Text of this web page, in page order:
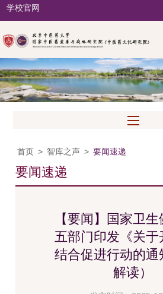
学校官网
首页 > 智库之声 > 要闻速递
要闻速递
【要闻】国家卫
五部门印发《关于
结合促进行动的通
解读）